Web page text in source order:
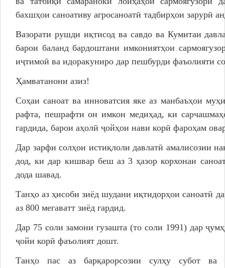
бахшҳои саноативу агросаноатӣ тадбирҳои зарурӣ
Вазорати рушди иқтисод ва савдо ва Кумитаи
барои баланд бардоштани имкониятҳои
иҷтимоӣ ва идоракуниро дар пешбурди фаъолияти
Ҳамватанони азиз!
Соҳаи саноат ва инноватсия яке аз манбаъҳои
рафта, пешрафти он имкон медиҳад, ки
гардида, барои аҳолӣ ҷойҳои нави корӣ фароҳам
Дар зарфи солҳои истиқлоли давлатӣ амалисозии
дод, ки дар кишвар беш аз 3 ҳазор корхонаи
дода шавад.
Танҳо аз ҳисоби зиёд шудани иқтидорҳои саноатӣ
аз 800 мегаватт зиёд гардид.
Дар 75 соли замони гузашта (то соли 1991) дар
ҷойи корӣ фаъолият дошт.
Танҳо пас аз барқарорсозии сулҳу субот ва